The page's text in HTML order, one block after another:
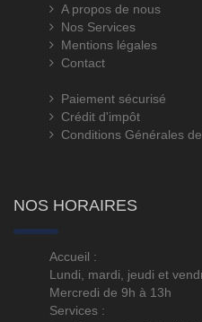
A propos de nous
Nos Services
Mentions légales
Contact
Paiement sécurisé
Crédit d'impôt
Conditions Générales
NOS HORAIRES
Accueil :
Lundi, mardi, jeudi et
Mercredi de 9h à 13h
Services :